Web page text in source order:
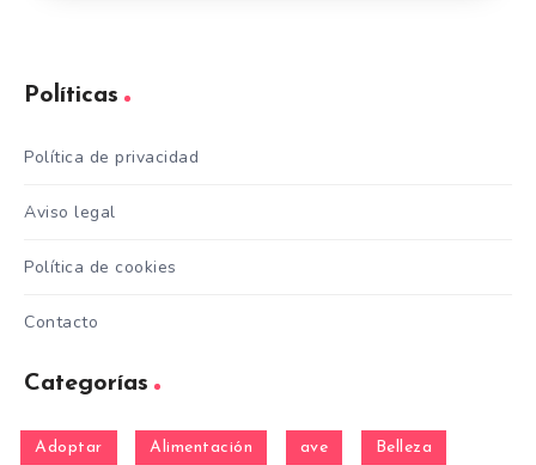
Políticas
Política de privacidad
Aviso legal
Política de cookies
Contacto
Categorías
Adoptar Alimentación ave Belleza